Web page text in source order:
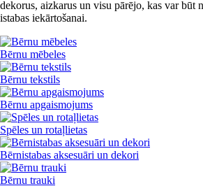
dekorus, aizkarus un visu pārējo, kas var būt
istabas iekārtošanai.
Bērnu mēbeles
Bērnu tekstils
Bērnu apgaismojums
Spēles un rotaļlietas
Bērnistabas aksesuāri un dekori
Bērnu trauki